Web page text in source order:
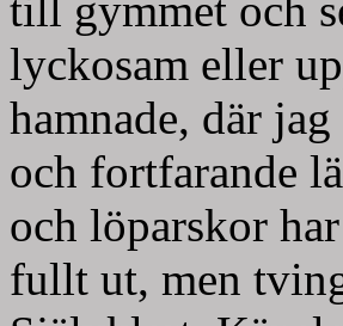
lyckosam eller
hamnade, där
och fortfarande
och löparskor
fullt ut, men